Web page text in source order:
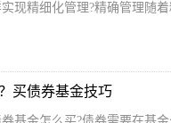
现精细化管理?精确管理随
买债券基金技巧